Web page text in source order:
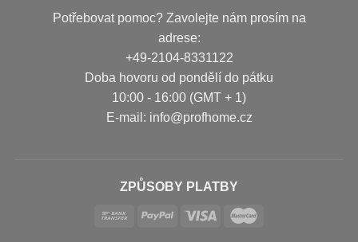
Potřebovat pomoc? Zavolejte nám prosím na
adrese:
+49-2104-8331122
Doba hovoru od pondělí do pátku
10:00 - 16:00 (GMT + 1)
Е-mail: info@profhome.cz
ZPŮSOBY PLATBY